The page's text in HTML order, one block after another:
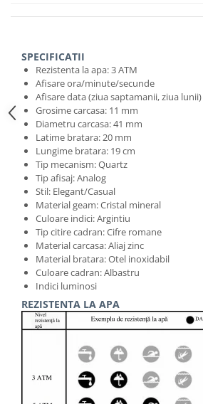
SPECIFICATII
Rezistenta la apa: 3 ATM
Afisare ora/minute/secunde
Afisare data (ziua saptamanii, ziua lunii)
Grosime carcasa: 11 mm
Diametru carcasa: 41 mm
Latime bratara: 20 mm
Lungime bratara: 19 cm
Tip mecanism: Quartz
Tip afisaj: Analog
Stil: Elegant/Casual
Material geam: Cristal mineral
Culoare indici: Argintiu
Tip citire cadran: Cifre romane
Material carcasa: Aliaj zinc
Material bratara: Otel inoxidabil
Culoare cadran: Albastru
Indici luminosi
REZISTENTA LA APA